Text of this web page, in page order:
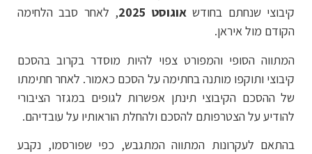
קיבוצי שנחתם בחודש אוגוסט 2025
, לאחר סבב הלחימה
הקודם מול איראן.
המתווה הסופי והמפורט צפוי להיות מוסדר בקרוב בהסכם
קיבוצי ותוקפו מותנה בחתימה על הסכם כאמור. לאחר חתימתו
של ההסכם הקיבוצי תינתן אפשרות לגופים במגזר הציבורי
להודיע על הצטרפותם להסכם ולהחלת הוראותיו על עובדיהם.
בהתאם לעקרונות המתווה המתגבש, כפי שפורסמו, נקבע